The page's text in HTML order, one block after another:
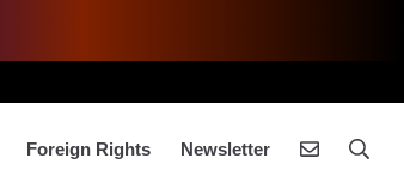
Foreign Rights Newsletter